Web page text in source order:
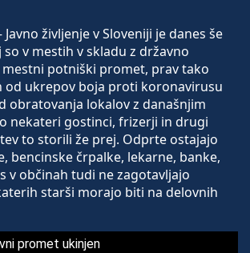
Javno življenje v Sloveniji je danes še
v mestih v skladu z državno
potniški promet, prav tako
od ukrepov boja proti koronavirusu
obratovanja lokalov z današnjim
nekateri gostinci, frizerji in drugi
to storili že prej. Odprte ostajajo
bencinske črpalke, lekarne, banke,
v občinah tudi ne zagotavljajo
starši morajo biti na delovnih
promet ukinjen